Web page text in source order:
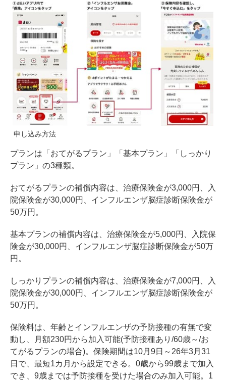
申し込み方法
プランは「おてがるプラン」「基本プラン」「しっかり
プラン」の3種類。
おてがるプランの補償内容は、治療保険金が3,000円、入
院保険金が30,000円、インフルエンザ脳症診断保険金が
50万円。
基本プランの補償内容は、治療保険金が5,000円、入院保
険金が30,000円、インフルエンザ脳症診断保険金が50万
円。
しっかりプランの補償内容は、治療保険金が7,000円、入
院保険金が30,000円、インフルエンザ脳症診断保険金が
50万円。
保険料は、年齢とインフルエンザの予防接種の有無で変
動し、月額230円から加入可能(予防接種あり/60歳～/お
てがるプランの場合)。保険期間は10月9日～26年3月31
日で、最短1カ月から設定できる。0歳から99歳まで加入
でき、9歳までは予防接種を受けた場合のみ加入可能。1